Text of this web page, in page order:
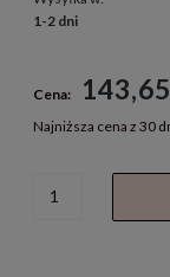
1-2 dni
Cena nie
Cena:
Najniższa cena z 30